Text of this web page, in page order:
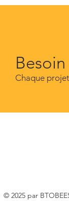
Chaque
© 2025 par